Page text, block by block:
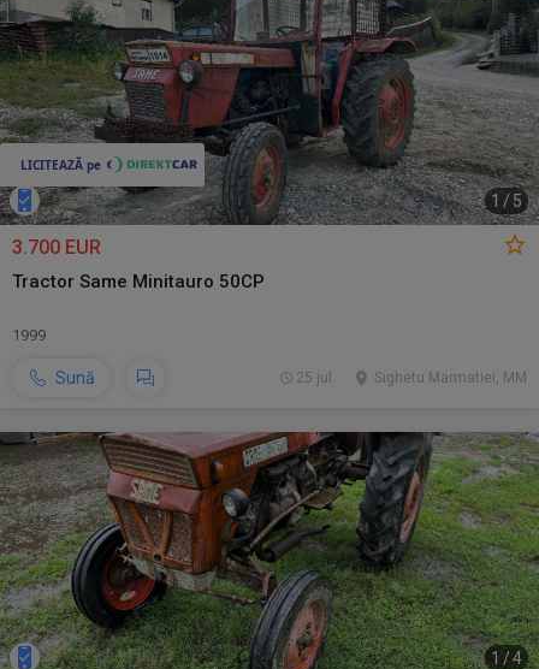
1 /5
3.700 EUR
Tractor Same Minitauro 50CP
1999
Sună Sighetu Marmatiei, MM
25 jul.
1 /4